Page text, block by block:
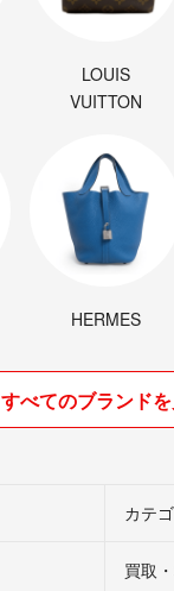
LOUIS
VUITTON
HERMES
すべてのブランド
カテ
買取